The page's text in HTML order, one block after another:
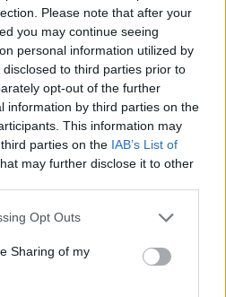
Please note that after your
you may continue seeing
personal information utilized by
to third parties prior to
opt-out of the further
information by third parties on the
This information may
parties on the IAB’s List of
may further disclose it to other
app uses one or more Google
behaviour. You may click to
and its third-party tags to
purposes in below Google
Opt Outs
Sharing of my